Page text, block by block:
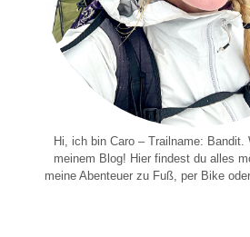
Hi, ich bin Caro – Trailname: Bandit.
meinem Blog! Hier findest du alles
meine Abenteuer zu Fuß, per Bike